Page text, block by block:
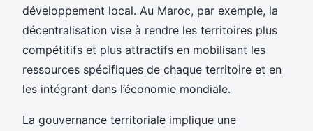
développement local. Au Maroc, par exemple, la
décentralisation vise à rendre les territoires plus
compétitifs et plus attractifs en mobilisant les
ressources spécifiques de chaque territoire et en
les intégrant dans l’économie mondiale.
La gouvernance territoriale implique une